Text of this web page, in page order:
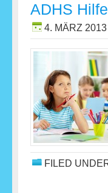
ADHS Hilfe
4. MÄRZ 2013
FILED